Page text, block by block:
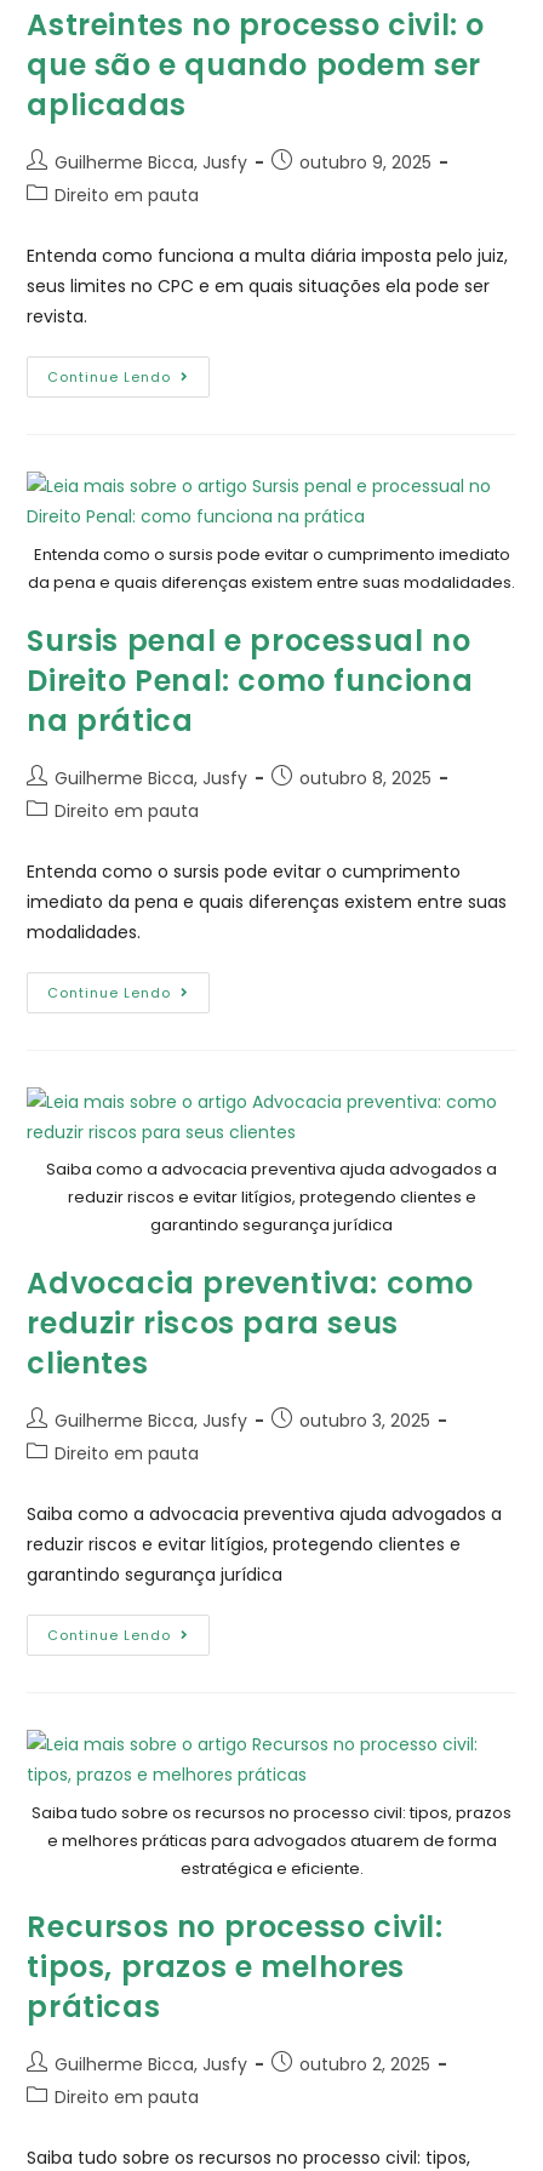
Astreintes no processo civil: o
que são e quando podem ser
aplicadas
Guilherme Bicca, Jusfy
outubro 9, 2025
Direito em pauta
Entenda como funciona a multa diária imposta pelo juiz,
seus limites no CPC e em quais situações ela pode ser
revista.
Continue Lendo
Entenda como o sursis pode evitar o cumprimento imediato
da pena e quais diferenças existem entre suas modalidades.
Sursis penal e processual no
Direito Penal: como funciona
na prática
Guilherme Bicca, Jusfy
outubro 8, 2025
Direito em pauta
Entenda como o sursis pode evitar o cumprimento
imediato da pena e quais diferenças existem entre suas
modalidades.
Continue Lendo
Saiba como a advocacia preventiva ajuda advogados a
reduzir riscos e evitar litígios, protegendo clientes e
garantindo segurança jurídica
Advocacia preventiva: como
reduzir riscos para seus
clientes
Guilherme Bicca, Jusfy
outubro 3, 2025
Direito em pauta
Saiba como a advocacia preventiva ajuda advogados a
reduzir riscos e evitar litígios, protegendo clientes e
garantindo segurança jurídica
Continue Lendo
Saiba tudo sobre os recursos no processo civil: tipos, prazos
e melhores práticas para advogados atuarem de forma
estratégica e eficiente.
Recursos no processo civil:
tipos, prazos e melhores
práticas
Guilherme Bicca, Jusfy
outubro 2, 2025
Direito em pauta
Saiba tudo sobre os recursos no processo civil: tipos,